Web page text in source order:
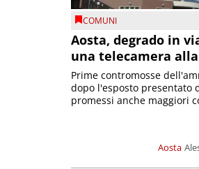
COMUNI
Aosta, degrado in
una telecamera
Aosta
Prime contromosse
dopo l'esposto presentato
promessi anche maggiori